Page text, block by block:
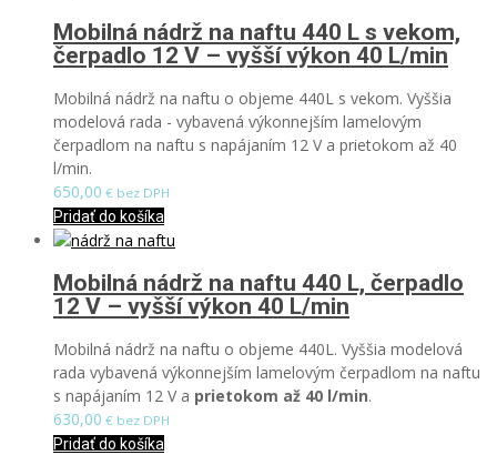
Mobilná nádrž na naftu 440 L s vekom,
čerpadlo 12 V – vyšší výkon 40 L/min
Mobilná nádrž na naftu o objeme 440L s vekom. Vyššia
modelová rada - vybavená výkonnejším lamelovým
čerpadlom na naftu s napájaním 12 V a prietokom až 40
l/min.
650,00 € bez DPH
Pridať do košíka
Mobilná nádrž na naftu 440 L, čerpadlo
12 V – vyšší výkon 40 L/min
Mobilná nádrž na naftu o objeme 440L. Vyššia modelová
rada vybavená výkonnejším lamelovým čerpadlom na naftu
s napájaním 12 V a prietokom až 40 l/min.
630,00 € bez DPH
Pridať do košíka